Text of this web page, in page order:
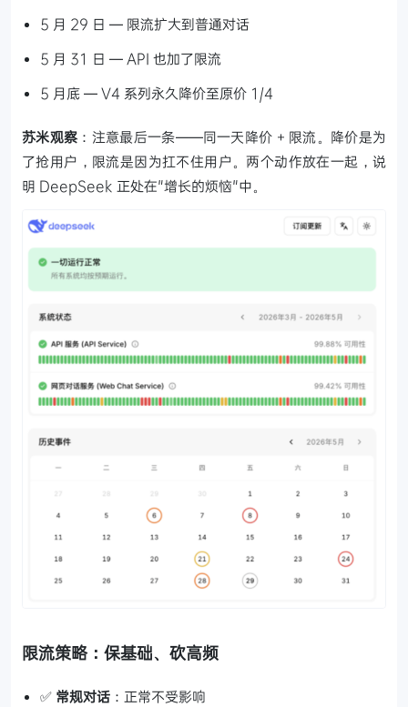
5 月 29 日 — 限流扩大到普通对话
5 月 31 日 — API 也加了限流
5 月底 — V4 系列永久降价至原价 1/4
苏米观察 ：注意最后一条——同一天降价 + 限流。降价是为
了抢用户，限流是因为扛不住用户。两个动作放在一起，说
明 DeepSeek 正处在"增长的烦恼"中。
限流策略：保基础、砍高频
✅ 常规对话 ：正常不受影响